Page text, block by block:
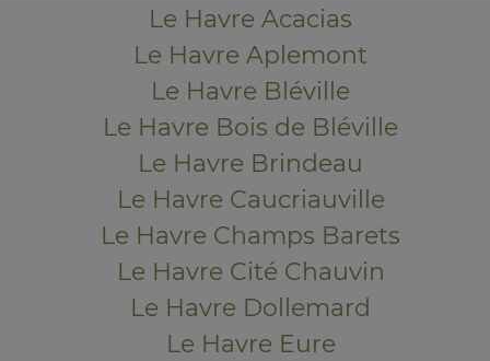
Le Havre Acacias
Le Havre Aplemont
Le Havre Bléville
Le Havre Bois de Bléville
Le Havre Brindeau
Le Havre Caucriauville
Le Havre Champs Barets
Le Havre Cité Chauvin
Le Havre Dollemard
Le Havre Eure